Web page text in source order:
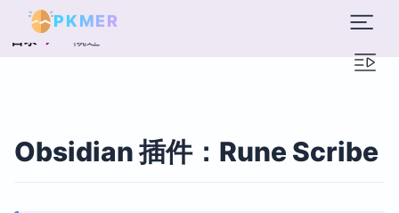
PKMER
目录 概述
Obsidian 插件：Rune Scribe